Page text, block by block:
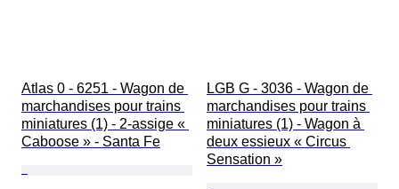
Atlas 0 - 6251 - Wagon de
marchandises pour trains
miniatures (1) - 2-assige «
Caboose » - Santa Fe
LGB G - 3036 - Wagon de
marchandises pour trains
miniatures (1) - Wagon à
deux essieux « Circus
Sensation »